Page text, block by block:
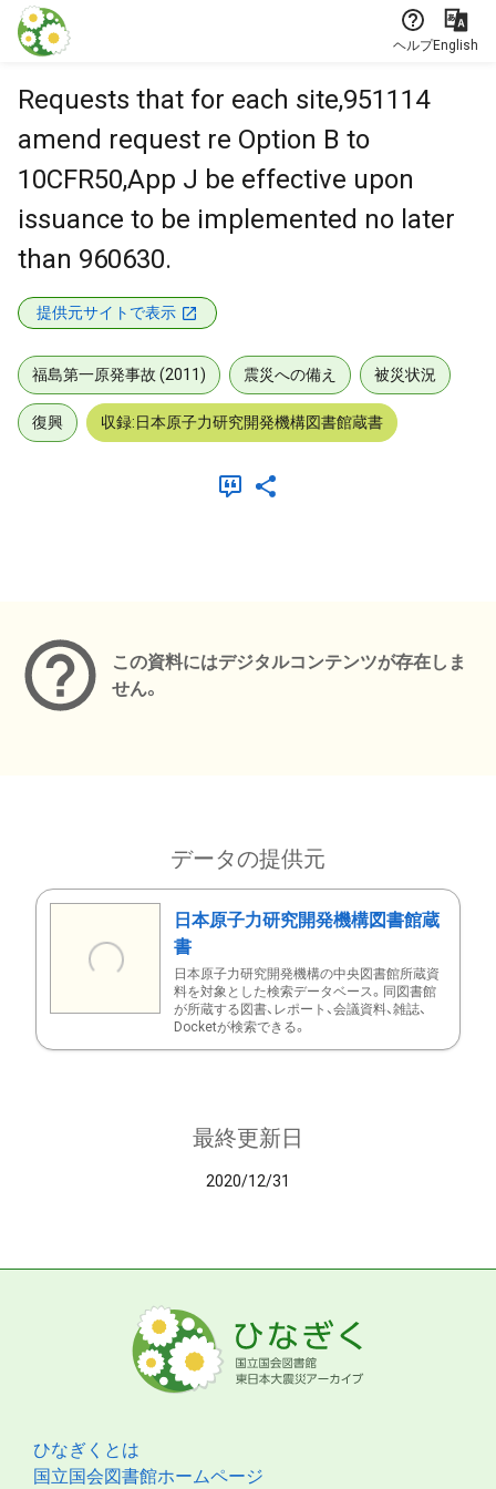
本文に飛ぶ
ヘルプEnglish
Requests that for each site,951114
amend request re Option B to
10CFR50,App J be effective upon
issuance to be implemented no later
than 960630.
提供元サイトで表示
福島第一原発事故 (2011) 震災への備え 被災状況
復興 収録:日本原子力研究開発機構図書館蔵書
この資料にはデジタルコンテンツが存在しま
せん。
データの提供元
日本原子力研究開発機構図書館蔵
書
日本原子力研究開発機構の中央図書館所蔵資
料を対象とした検索データベース。同図書館
が所蔵する図書、レポート、会議資料、雑誌、
Docketが検索できる。
最終更新日
2020/12/31
ひなぎくとは
国立国会図書館ホームページ